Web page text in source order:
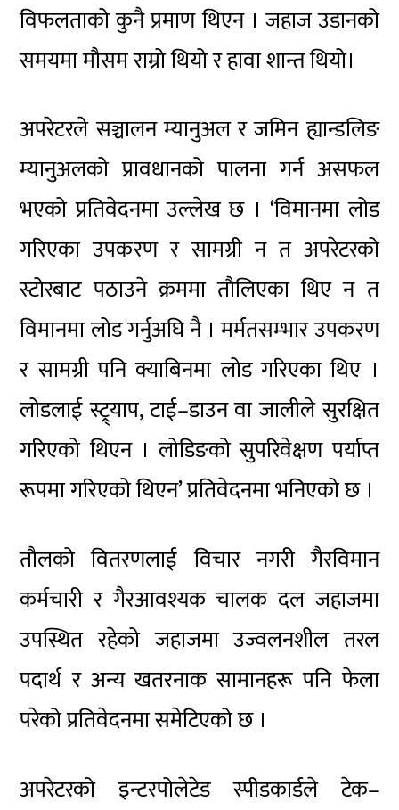
विफलताको कुनै प्रमाण थिएन । जहाज उडानको
समयमा मौसम राम्रो थियो र हावा शान्त थियो।
अपरेटरले सञ्चालन म्यानुअल र जमिन ह्यान्डलिङ
म्यानुअलको प्रावधानको पालना गर्न असफल
भएको प्रतिवेदनमा उल्लेख छ । ‘विमानमा लोड
गरिएका उपकरण र सामग्री न त अपरेटरको
स्टोरबाट पठाउने क्रममा तौलिएका थिए न त
विमानमा लोड गर्नुअघि नै । मर्मतसम्भार उपकरण
र सामग्री पनि क्याबिनमा लोड गरिएका थिए ।
लोडलाई स्ट्र्याप, टाई–डाउन वा जालीले सुरक्षित
गरिएको थिएन । लोडिङको सुपरिवेक्षण पर्याप्त
रूपमा गरिएको थिएन’ प्रतिवेदनमा भनिएको छ ।
तौलको वितरणलाई विचार नगरी गैरविमान
कर्मचारी र गैरआवश्यक चालक दल जहाजमा
उपस्थित रहेको जहाजमा उज्वलनशील तरल
पदार्थ र अन्य खतरनाक सामानहरू पनि फेला
परेको प्रतिवेदनमा समेटिएको छ ।
अपरेटरको इन्टरपोलेटेड स्पीडकार्डले टेक–